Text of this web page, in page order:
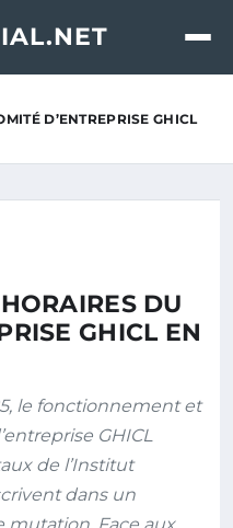
D’ENTREPRISE GHICL
DU
GHICL EN
le fonctionnement et
GHICL
de l’Institut
dans un